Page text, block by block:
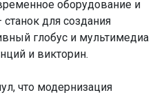
оборудование и
для создания
глобус и мультимедиа
и викторин.
что модернизация